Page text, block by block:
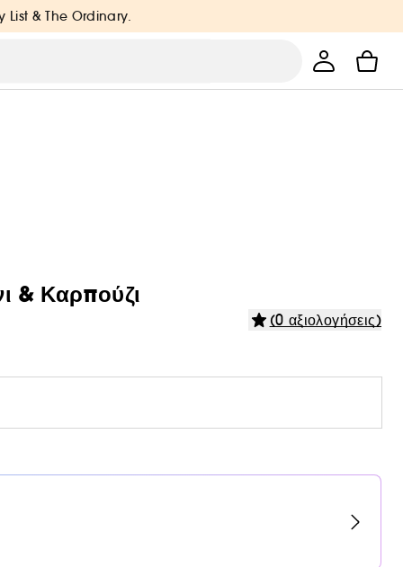
List & The Ordinary.
& Καρπούζι
(0 αξιολογήσεις)